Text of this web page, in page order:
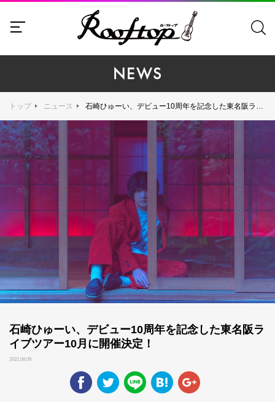
NEWS
トップ ニュース 石崎ひゅーい、デビュー10周年を記念した東名阪ライブツアー10月に開催決定！
石崎ひゅーい、デビュー10周年を記念した東名阪ラ
イブツアー10月に開催決定！
2022.08.09